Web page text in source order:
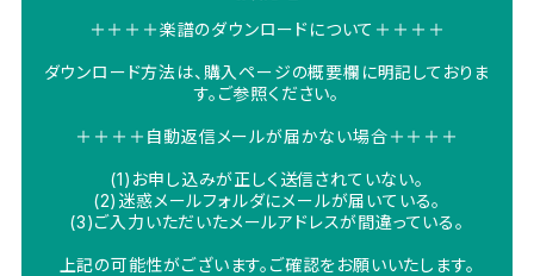
＋＋＋＋楽譜のダウンロードについて＋＋＋＋
ダウンロード方法は、購入ページの概要欄に明記しておりま
す。ご参照ください。
＋＋＋＋自動返信メールが届かない場合＋＋＋＋
(1)お申し込みが正しく送信されていない。
(2)迷惑メールフォルダにメールが届いている。
(3)ご入力いただいたメールアドレスが間違っている。
上記の可能性がございます。ご確認をお願いいたします。